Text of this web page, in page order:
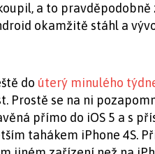
a to pravdě­podobně
okamžitě stáhl a
do úterý minulého
Prostě se na ni
přímo do iOS 5 a s
tahákem iPhone 4S.